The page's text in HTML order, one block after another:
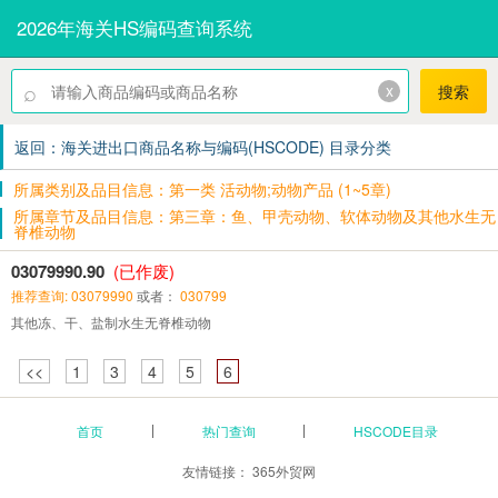
2026年海关HS编码查询系统
⌕ x 搜索
返回：海关进出口商品名称与编码(HSCODE) 目录分类
所属类别及品目信息：第一类 活动物;动物产品 (1~5章)
所属章节及品目信息：第三章：鱼、甲壳动物、软体动物及其他水生无
脊椎动物
03079990.90 (已作废)
推荐查询: 03079990 或者： 030799
其他冻、干、盐制水生无脊椎动物
<< 1 3 4 5 6
首页 热门查询 HSCODE目录
友情链接： 365外贸网